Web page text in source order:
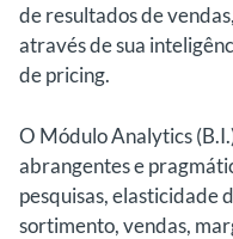
de resultados de
através de sua
de pricing.
O Módulo Analytics
abrangentes e
pesquisas, elasticidade
sortimento, vendas,